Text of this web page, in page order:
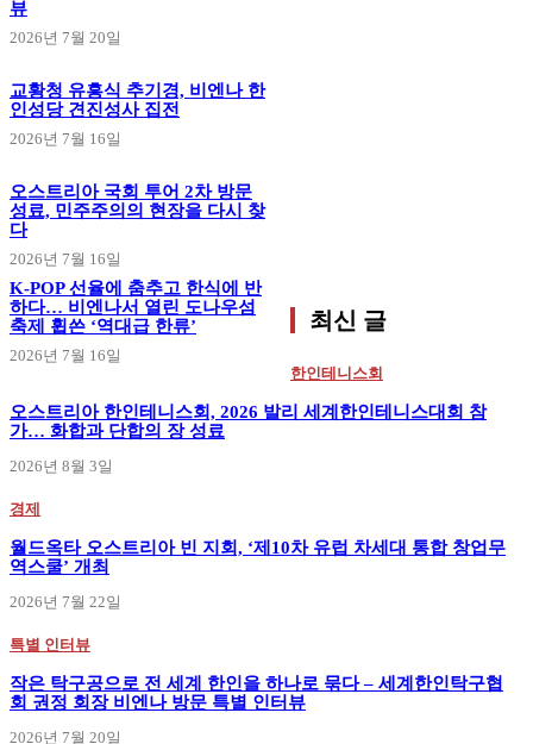
뷰
2026년 7월 20일
교황청 유흥식 추기경, 비엔나 한
인성당 견진성사 집전
2026년 7월 16일
오스트리아 국회 투어 2차 방문
성료, 민주주의의 현장을 다시 찾
다
2026년 7월 16일
K-POP 선율에 춤추고 한식에 반
하다… 비엔나서 열린 도나우섬
축제 휩쓴 ‘역대급 한류’
2026년 7월 16일
최신 글
한인테니스회
오스트리아 한인테니스회, 2026 발리 세계한인테니스대회 참
가… 화합과 단합의 장 성료
2026년 8월 3일
경제
월드옥타 오스트리아 빈 지회, ‘제10차 유럽 차세대 통합 창업무
역스쿨’ 개최
2026년 7월 22일
특별 인터뷰
작은 탁구공으로 전 세계 한인을 하나로 묶다 – 세계한인탁구협
회 권정 회장 비엔나 방문 특별 인터뷰
2026년 7월 20일